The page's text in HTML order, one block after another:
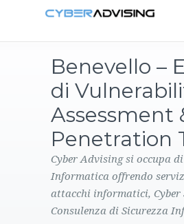
PRODOTTI
CONTATTI
Benevello –
di
Assessment
Penetration
Cyber Advising si occupa
Informatica offrendo
attacchi informatici, Cyber
Consulenza di Sicurezza